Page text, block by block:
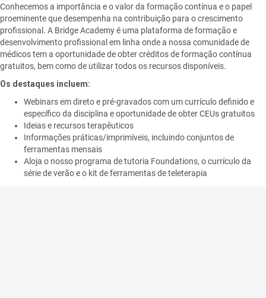
Conhecemos a importância e o valor da formação contínua e o papel
proeminente que desempenha na contribuição para o crescimento
profissional. A Bridge Academy é uma plataforma de formação e
desenvolvimento profissional em linha onde a nossa comunidade de
médicos tem a oportunidade de obter créditos de formação contínua
gratuitos, bem como de utilizar todos os recursos disponíveis.
Os destaques incluem:
Webinars em direto e pré-gravados com um currículo definido e
específico da disciplina e oportunidade de obter CEUs gratuitos
Ideias e recursos terapêuticos
Informações práticas/imprimíveis, incluindo conjuntos de
ferramentas mensais
Aloja o nosso programa de tutoria Foundations, o currículo da
série de verão e o kit de ferramentas de teleterapia